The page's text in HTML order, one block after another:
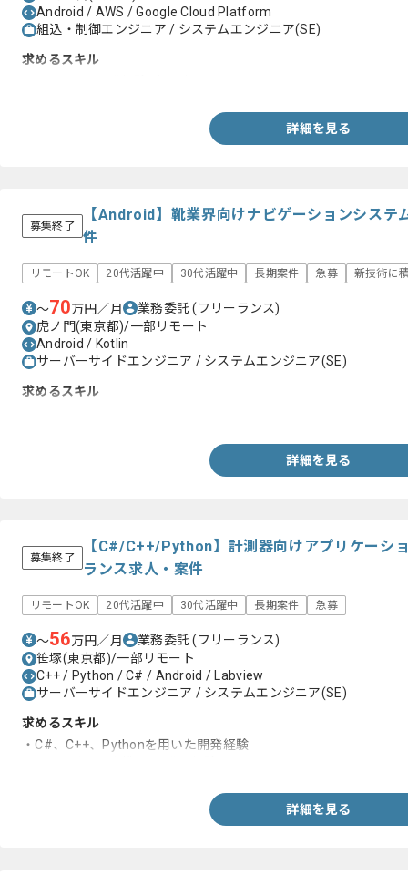
Android / AWS / Google Cloud Platform
組込・制御エンジニア / システムエンジニア(SE)
求めるスキル
詳細を見る
募集終了
【Android】靴業界向けナビゲーションシステ
件
リモートOK 20代活躍中 30代活躍中 長期案件 急募 新技術に
〜70万円／月 業務委託(フリーランス)
虎ノ門(東京都)/一部リモート
Android / Kotlin
サーバーサイドエンジニア / システムエンジニア(SE)
求めるスキル
詳細を見る
募集終了
【C#/C++/Python】計測器向けアプリケーシ
ランス求人・案件
リモートOK 20代活躍中 30代活躍中 長期案件 急募
〜56万円／月 業務委託(フリーランス)
笹塚(東京都)/一部リモート
C++ / Python / C# / Android / Labview
サーバーサイドエンジニア / システムエンジニア(SE)
求めるスキル
・C#、C++、Pythonを用いた開発経験
詳細を見る